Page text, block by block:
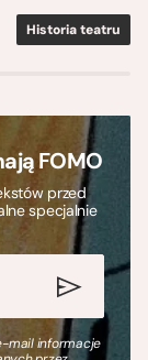
Historia teatru
FOMO
przed
specjalnie
mail informacje